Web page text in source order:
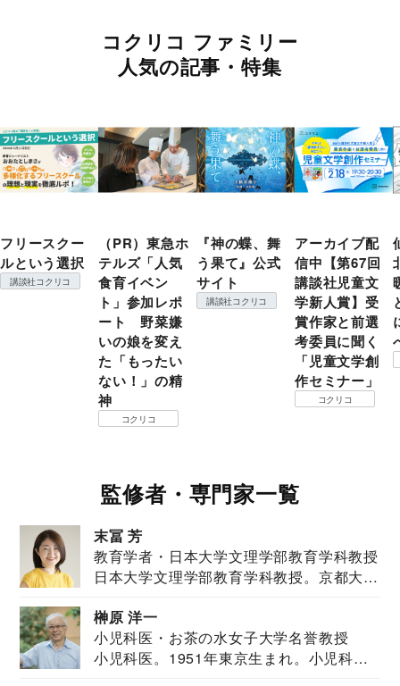
コクリコ ファミリー
人気の記事・特集
フリースクー
ルという選択
講談社コクリコ
（PR）東急ホ
テルズ「人気
食育イベン
ト」参加レポ
ート 野菜嫌
いの娘を変え
た「もったい
ない！」の精
神
コクリコ
『神の蝶、舞
う果て』公式
サイト
講談社コクリコ
アーカイブ配
信中【第67回
講談社児童文
学新人賞】受
賞作家と前選
考委員に聞く
「児童文学創
作セミナー」
コクリコ
監修者・専門家一覧
末冨 芳
教育学者・日本大学文理学部教育学科教授
日本大学文理学部教育学科教授。京都大学
榊原 洋一
小児科医・お茶の水女子大学名誉教授
小児科医。1951年東京生まれ。小児科